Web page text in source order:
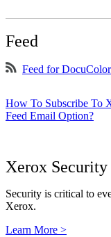
Feed
Feed for
How To Subscribe To
Feed Email Option?
Xerox Security
Security is critical to
Xerox.
Learn More >